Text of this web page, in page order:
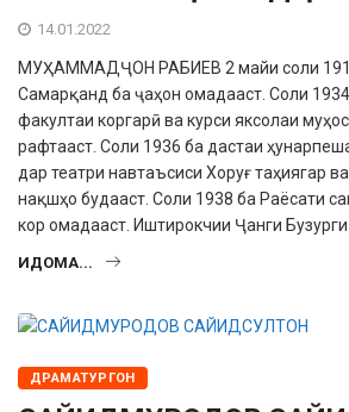
14.01.2022
МУҲАММАДҶОН РАБИЕВ 2 майи соли
Самарқанд ба ҷаҳон омадааст. Соли
факултаи коргарӣ ва курси яксолаи
рафтааст. Соли 1936 ба дастаи
дар театри навтаъсиси Хоруғ таҳиягар
нақшҳо будааст. Соли 1938 ба Раёсати
кор омадааст. Иштирокчии Ҷанги Бузурги
ИДОМА...
ДРАМАТУРГОН